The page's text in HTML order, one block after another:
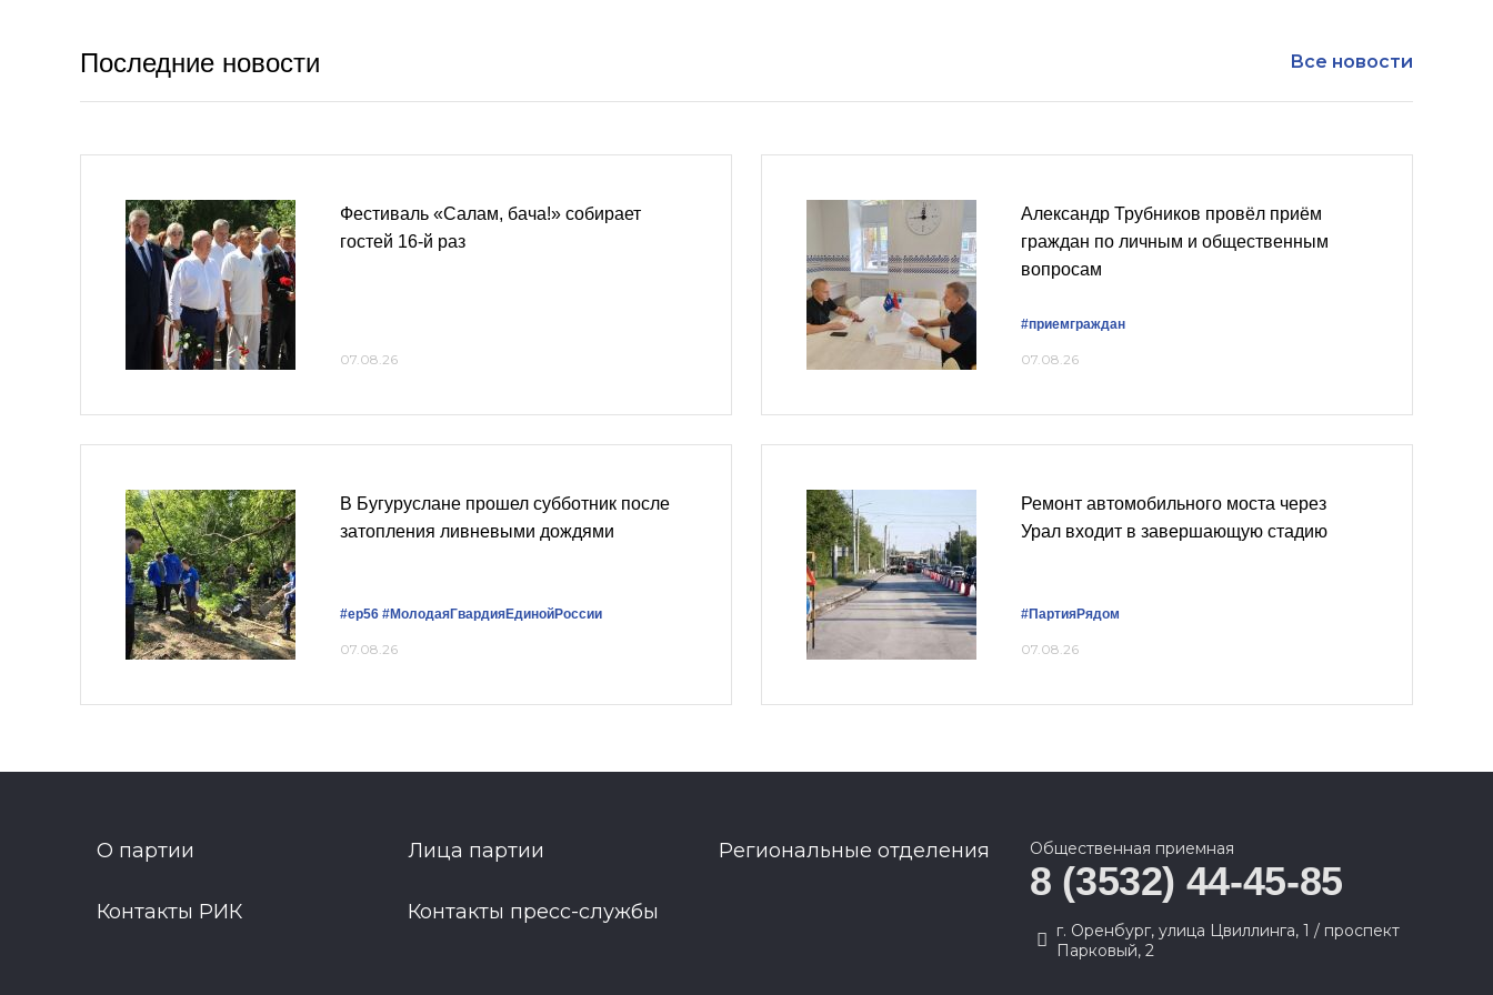
Последние новости Все новости
Фестиваль «Салам, бача!» собирает
гостей 16-й раз
07.08.26
Александр Трубников провёл приём
граждан по личным и общественным
вопросам
#приемграждан
07.08.26
В Бугуруслане прошел субботник после
затопления ливневыми дождями
#ер56 #МолодаяГвардияЕдинойРоссии
07.08.26
Ремонт автомобильного моста через
Урал входит в завершающую стадию
#ПартияРядом
07.08.26
О партии Лица партии Региональные отделения
Контакты РИК Контакты пресс-службы
Общественная приемная
8 (3532) 44-45-85
г. Оренбург, улица Цвиллинга, 1 / проспект
Парковый, 2